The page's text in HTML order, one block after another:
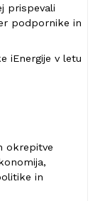
prispevali
podpornike in
iEnergije v letu
okrepitve
in